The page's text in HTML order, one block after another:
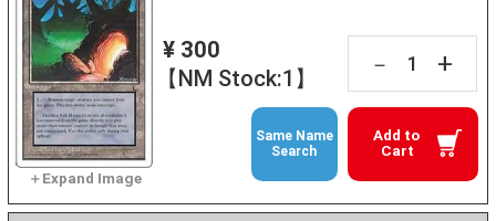
¥ 300
【NM Stock:1】
－ +
Add to
Cart
Same Name
Search